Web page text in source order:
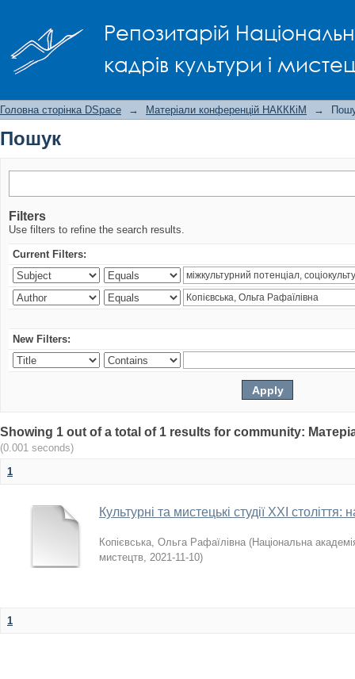
Репозитарій
кадрів культури і
Головна сторінка DSpace → Матеріали конференцій НАКККіМ →
Пошук
Filters
Use filters to refine the search results.
Current Filters:
New Filters:
Showing 1 out of a total of 1 results for community:
(0.001 seconds)
1
Культурні та мистецькі студії ХХІ
Копієвська, Ольга Рафаїлівна (Національна
мистецтв, 2021-11-10)
1